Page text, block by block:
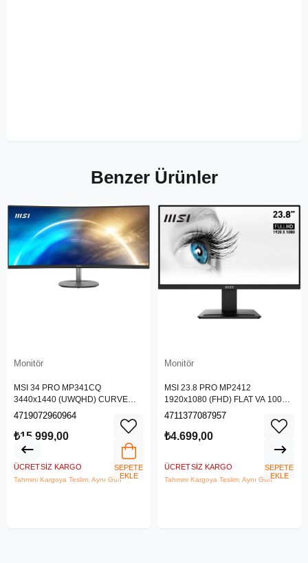
Benzer Ürünler
Monitör
MSI 34 PRO MP341CQ
3440x1440 (UWQHD) CURVE
1500R VA 100HZ 1MS ANTI-
4719072960964
₺15.999,00
ÜCRETSIZ KARGO
Tahmini Kargoya Teslim: Aynı Gün
SEPETE
EKLE
Monitör
MSI 23.8 PRO MP2412
1920x1080 (FHD) FLAT VA 100HZ
1MS ANTI-GLARE MONITOR
4711377087957
₺4.699,00
ÜCRETSIZ KARGO
Tahmini Kargoya Teslim: Aynı Gün
SEPETE
EKLE